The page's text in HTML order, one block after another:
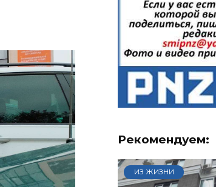
Рекомендуем:
ИЗ ЖИЗНИ